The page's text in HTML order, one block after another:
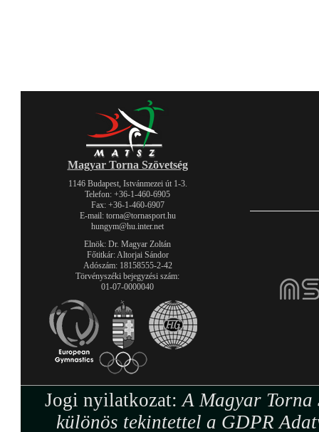
Magyar Torna Szövetség
1146 Budapest, Istvánmezei út 1-3.
Telefon: +36-1-460-6905
Fax: +36-1-460-6907
E-mail: torna@tornasport.hu
hungym@hu.inter.net
Elnök: Dr. Magyar Zoltán
Főtitkár: Altorjai Sándor
Adószám: 18158555-2-42
Törvényszéki bejegyzési szám:
01-07-0000040
Jogi nyilatkozat:A Magyar Torna
különös tekintettel a GDPR